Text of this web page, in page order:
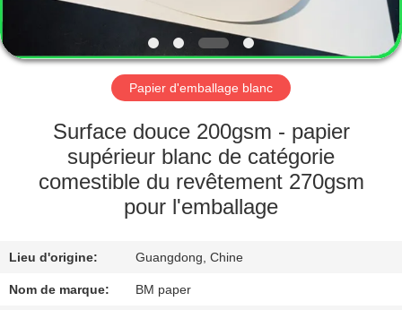
SUJET
DE
NOUS
VISITE
D'USINE
CONTRÔLE
QUALITÉ
Papier d'emballage blanc
Surface douce 200gsm - papier
supérieur blanc de catégorie
comestible du revêtement 270gsm
pour l'emballage
Lieu d'origine: Guangdong, Chine
Nom de marque: BM paper